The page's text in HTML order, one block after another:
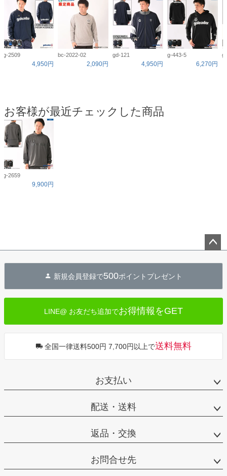
g-2509
4,950円
bc-2022-02
2,090円
gd-121
4,950円
g-443-5
6,270円
お客様が最近チェックした商品
g-2659
9,900円
へ
新規会員登録で500ポイントプレゼント
LINE@ お友だち追加でお得情報をGET
全国一律送料500円 7,700円以上で送料無料
お支払い
配送・送料
返品・交換
お問合せ先